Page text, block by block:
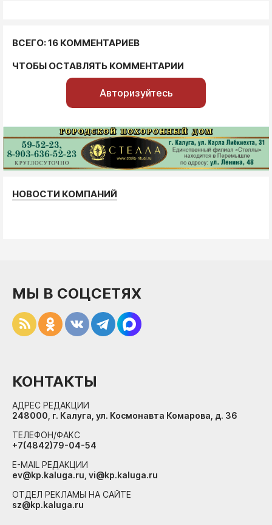
ВСЕГО: 16 КОММЕНТАРИЕВ
ЧТОБЫ ОСТАВЛЯТЬ КОММЕНТАРИИ
Авторизуйтесь
НОВОСТИ КОМПАНИЙ
МЫ В СОЦСЕТЯХ
КОНТАКТЫ
АДРЕС РЕДАКЦИИ
248000, г. Калуга, ул. Космонавта Комарова, д. 36
ТЕЛЕФОН/ФАКС
+7(4842)79-04-54
E-MAIL РЕДАКЦИИ
ev@kp.kaluga.ru, vi@kp.kaluga.ru
ОТДЕЛ РЕКЛАМЫ НА САЙТЕ
sz@kp.kaluga.ru